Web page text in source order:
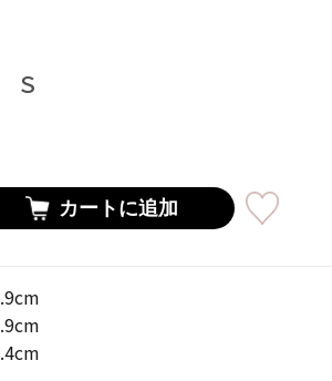
Ｓ
カートに追加